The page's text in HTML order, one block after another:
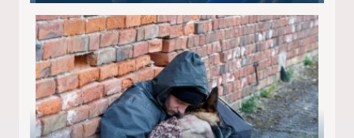
Mutter freigesprochen!